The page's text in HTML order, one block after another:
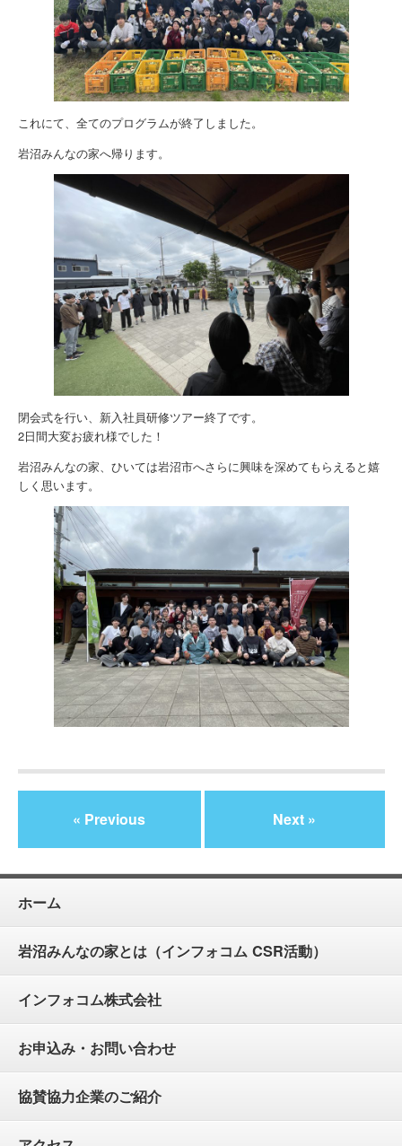
これにて、全てのプログラムが終了しました。
岩沼みんなの家へ帰ります。
閉会式を行い、新入社員研修ツアー終了です。
2日間大変お疲れ様でした！
岩沼みんなの家、ひいては岩沼市へさらに興味を深めてもらえると嬉
しく思います。
« Previous Next »
ホーム
岩沼みんなの家とは（インフォコム CSR活動）
インフォコム株式会社
お申込み・お問い合わせ
協賛協力企業のご紹介